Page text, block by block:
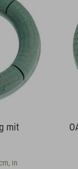
Kranz,